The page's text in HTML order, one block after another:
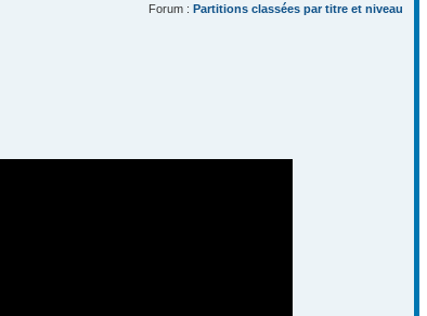
Forum : Partitions classées par titre et niveau